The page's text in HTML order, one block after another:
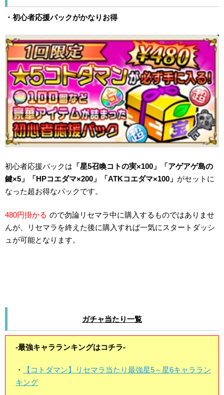
・初心者応援パックがかなりお得
初心者応援パックは 「星5召喚コトの実×100」「アゲアゲ島の
鍵×5」「HPコエダマ×200」「ATKコエダマ×100」 がセットに
なった超お得なパックです。
480円掛かる ので勿論リセマラ中に購入するものではありませ
んが、リセマラを終えた後に購入すれば一気にスタートダッシ
ュが可能となります。
ガチャ当たり一覧
-最強キャラランキングはコチラ-
・
【コトダマン】リセマラ当たり最強星5～星6キャララン
キング